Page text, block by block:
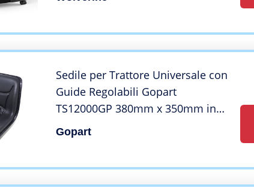
Sedile per Trattore Universale con
Guide Regolabili Gopart
TS12000GP 380mm x 350mm in
PVC
Gopart